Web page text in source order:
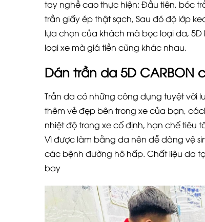
tay nghề cao thực hiện: Đầu tiên, bóc
trần giấy ép thật sạch, Sau đó độ lớp
lựa chọn của khách mà bọc loại da,
loại xe mà giá tiền cũng khác nhau.
Dán trần da 5D
Trần da có những công dụng tuyệt vời
thêm vẻ đẹp bên trong xe của bạn,
nhiệt độ trong xe cố định, hạn chế tiêu
Vì được làm bằng da nên dễ dàng vệ
các bệnh đường hô hấp. Chất liệu da
bay